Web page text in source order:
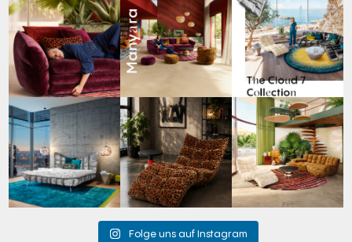
Den Kopf anlehnen. Die
Gedanken auf Reisen...
49 0
Manyara. Inspiriert von
der Weite Afrikas....
53 2
Für jeden Lieblingsplatz
die passende Cloud.
☁️...
60 1
Cloud 7 – nicht nur zum
Sitzen, sondern auch
zum...
145 3
A bold statement. A
quiet retreat.
Mit unserem...
198 4
Take a walk on the wild
side. 🐆
Anlässlich...
104 1
Folge uns auf Instagram